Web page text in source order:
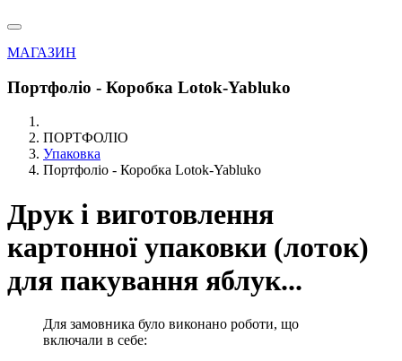
МАГАЗИН
Портфоліо - Коробка Lotok-Yabluko
ПОРТФОЛІО
Упаковка
Портфоліо - Коробка Lotok-Yabluko
Друк і виготовлення
картонної упаковки (лоток)
для пакування яблук...
Для замовника було виконано роботи, що
включали в себе: